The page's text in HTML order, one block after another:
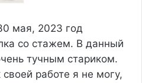
мая, 2023 год
со стажем. В данный
тучным стариком.
работе я не могу,